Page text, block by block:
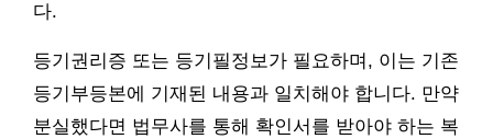
다.
등기권리증 또는 등기필정보가 필요하며, 이는 기존
등기부등본에 기재된 내용과 일치해야 합니다. 만약
분실했다면 법무사를 통해 확인서를 받아야 하는 복